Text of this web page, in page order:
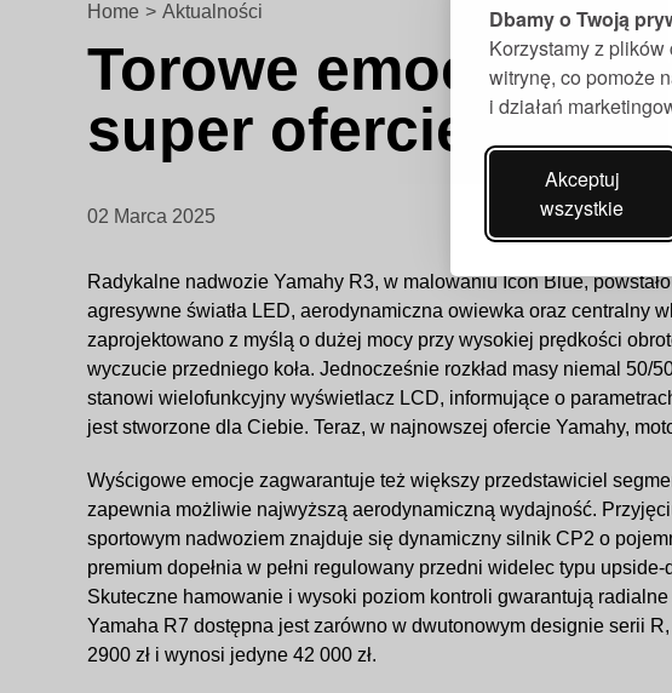
Dbamy o Twoją
Korzystamy z
witrynę, co pomoże
i działań
Akceptuj
wszystkie
Home > Aktualności
Torowe emocje na
super ofercie!
02 Marca 2025
Radykalne nadwozie Yamahy R3, w malowaniu Icon Blue,
agresywne światła LED, aerodynamiczna owiewka oraz centralny
zaprojektowano z myślą o dużej mocy przy wysokiej prędkości
wyczucie przedniego koła. Jednocześnie rozkład masy niemal
stanowi wielofunkcyjny wyświetlacz LCD, informujące o
jest stworzone dla Ciebie. Teraz, w najnowszej ofercie Yamahy,
Wyścigowe emocje zagwarantuje też większy przedstawiciel
zapewnia możliwie najwyższą aerodynamiczną wydajność.
sportowym nadwoziem znajduje się dynamiczny silnik CP2 o
premium dopełnia w pełni regulowany przedni widelec typu
Skuteczne hamowanie i wysoki poziom kontroli gwarantują
Yamaha R7 dostępna jest zarówno w dwutonowym designie serii
2900 zł i wynosi jedyne 42 000 zł.